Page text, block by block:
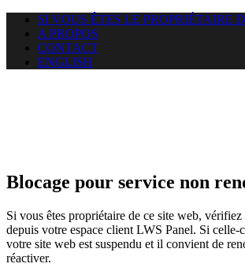
SI VOUS ÊTES LE PROPRIÉTAIRE
A PROPOS
CONTACT
ENGLISH
Blocage pour service non
Si vous êtes propriétaire de ce site web,
depuis votre espace client LWS Panel. Si celle-
votre site web est suspendu et il convient de
réactiver.